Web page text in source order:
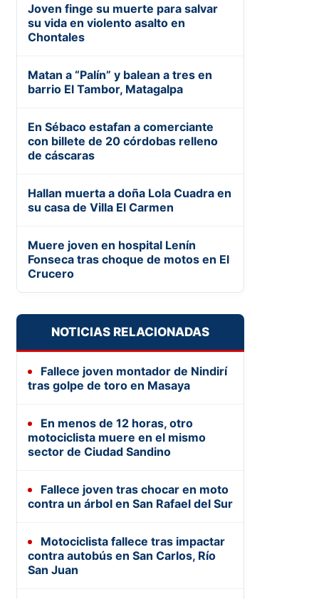
Joven finge su muerte para salvar
su vida en violento asalto en
Chontales
Matan a “Palín” y balean a tres en
barrio El Tambor, Matagalpa
En Sébaco estafan a comerciante
con billete de 20 córdobas relleno
de cáscaras
Hallan muerta a doña Lola Cuadra en
su casa de Villa El Carmen
Muere joven en hospital Lenín
Fonseca tras choque de motos en El
Crucero
NOTICIAS RELACIONADAS
Fallece joven montador de Nindirí
tras golpe de toro en Masaya
En menos de 12 horas, otro
motociclista muere en el mismo
sector de Ciudad Sandino
Fallece joven tras chocar en moto
contra un árbol en San Rafael del Sur
Motociclista fallece tras impactar
contra autobús en San Carlos, Río
San Juan